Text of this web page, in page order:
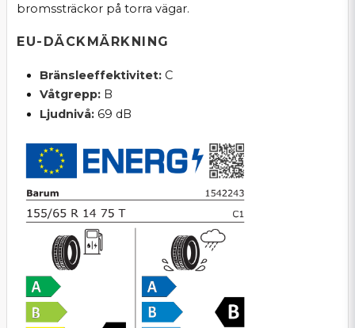
bromssträckor på torra vägar.
EU-DÄCKMÄRKNING
Bränsleeffektivitet:C
Våtgrepp:B
Ljudnivå:69 dB